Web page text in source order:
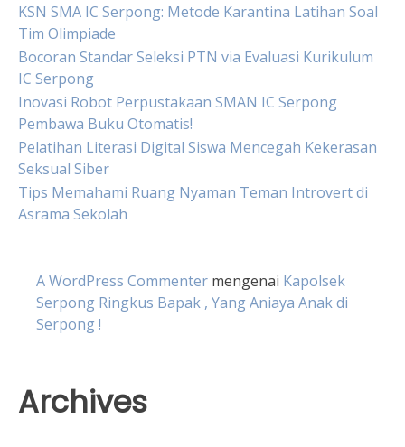
KSN SMA IC Serpong: Metode Karantina Latihan Soal
Tim Olimpiade
Bocoran Standar Seleksi PTN via Evaluasi Kurikulum
IC Serpong
Inovasi Robot Perpustakaan SMAN IC Serpong
Pembawa Buku Otomatis!
Pelatihan Literasi Digital Siswa Mencegah Kekerasan
Seksual Siber
Tips Memahami Ruang Nyaman Teman Introvert di
Asrama Sekolah
A WordPress Commenter mengenai Kapolsek
Serpong Ringkus Bapak , Yang Aniaya Anak di
Serpong !
Archives